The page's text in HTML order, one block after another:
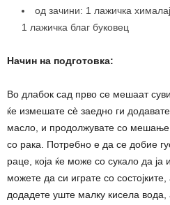
од зачини: 1 лажичка
1 лажичка благ буковец
Начин на подготовка:
Во длабок сад прво се мешаат
ќе измешате сè заедно ги
масло, и продолжувате со
со рака. Потребно е да се добие
раце, која ќе може со сукало да ја
можете да си играте со
додадете уште малку кисела